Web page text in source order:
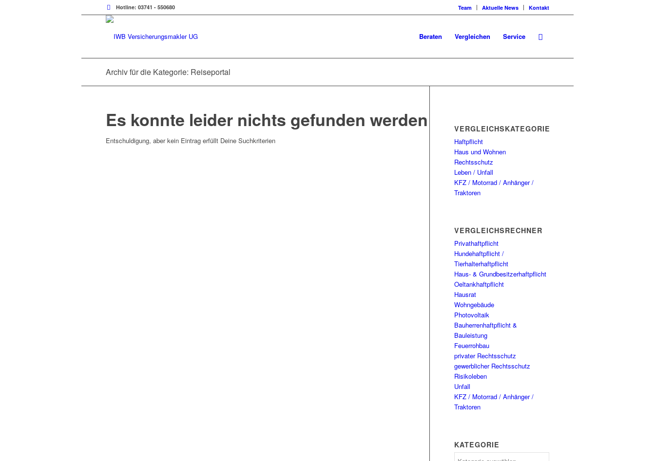
Team Aktuelle News Kontakt
Hotline: 03741 - 550680
Beraten Vergleichen Service
Archiv für die Kategorie: Reiseportal
Es konnte leider nichts gefunden werden
Entschuldigung, aber kein Eintrag erfüllt Deine Suchkriterien
VERGLEICHSKATEGORIEN
Haftpflicht
Haus und Wohnen
Rechtsschutz
Leben / Unfall
KFZ / Motorrad / Anhänger /
Traktoren
VERGLEICHSRECHNER
Privathaftpflicht
Hundehaftpflicht /
Tierhalterhaftpflicht
Haus- & Grundbesitzerhaftpflicht
Oeltankhaftpflicht
Hausrat
Wohngebäude
Photovoltaik
Bauherrenhaftpflicht &
Bauleistung
Feuerrohbau
privater Rechtsschutz
gewerblicher Rechtsschutz
Risikoleben
Unfall
KFZ / Motorrad / Anhänger /
Traktoren
KATEGORIE